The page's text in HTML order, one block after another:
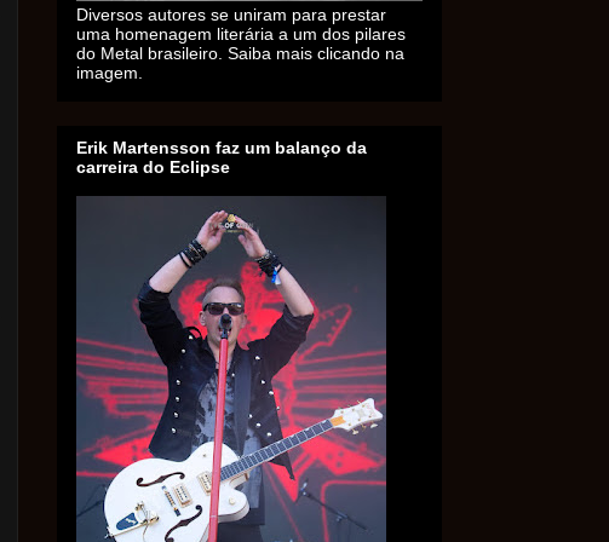
Diversos autores se uniram para prestar
uma homenagem literária a um dos pilares
do Metal brasileiro. Saiba mais clicando na
imagem.
Erik Martensson faz um balanço da
carreira do Eclipse